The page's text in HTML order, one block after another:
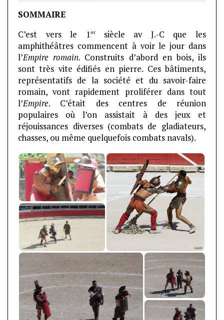
SOMMAIRE
C’est vers le 1ersiècle av J.-C que les
amphithéâtres commencent à voir le jour dans
l’Empire romain. Construits d’abord en bois, ils
sont très vite édifiés en pierre. Ces bâtiments,
représentatifs de la société et du savoir-faire
romain, vont rapidement proliférer dans tout
l’Empire. C’était des centres de réunion
populaires où l’on assistait à des jeux et
réjouissances diverses (combats de gladiateurs,
chasses, ou même quelquefois combats navals).